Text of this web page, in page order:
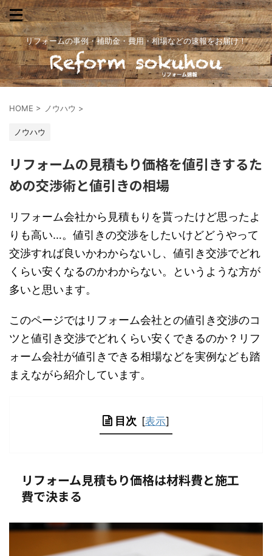
リフォームの事例・補助金・費用・相場などの速報をお届け！
HOME > ノウハウ >
ノウハウ
リフォームの見積もり価格を値引きするた
めの交渉術と値引きの相場
リフォーム会社から見積もりを貰ったけど思ったよ
りも高い…。値引きの交渉をしたいけどどうやって
交渉すれば良いかわからないし、値引き交渉でどれ
くらい安くなるのかわからない。というような方が
多いと思います。
このページではリフォーム会社との値引き交渉のコ
ツと値引き交渉でどれくらい安くできるのか？リフ
ォーム会社が値引きできる相場などを実例なども踏
まえながら紹介しています。
目次 [表示]
リフォーム見積もり価格は材料費と施工
費で決まる